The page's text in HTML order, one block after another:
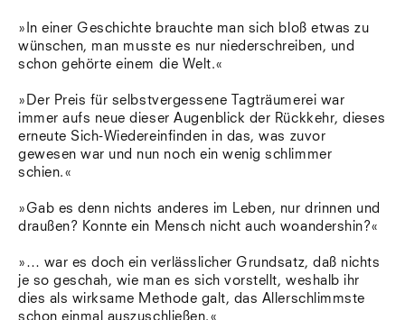
Offenes Buch
»In einer Geschichte brauchte man sich bloß etwas zu
wünschen, man musste es nur niederschreiben, und
schon gehörte einem die Welt.«
»Der Preis für selbstvergessene Tagträumerei war
immer aufs neue dieser Augenblick der Rückkehr, dieses
erneute Sich-Wiedereinfinden in das, was zuvor
gewesen war und nun noch ein wenig schlimmer
schien.«
»Gab es denn nichts anderes im Leben, nur drinnen und
draußen? Konnte ein Mensch nicht auch woandershin?«
»… war es doch ein verlässlicher Grundsatz, daß nichts
je so geschah, wie man es sich vorstellt, weshalb ihr
dies als wirksame Methode galt, das Allerschlimmste
schon einmal auszuschließen.«